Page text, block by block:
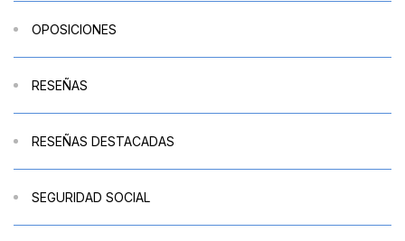
OPOSICIONES
RESEÑAS
RESEÑAS DESTACADAS
SEGURIDAD SOCIAL